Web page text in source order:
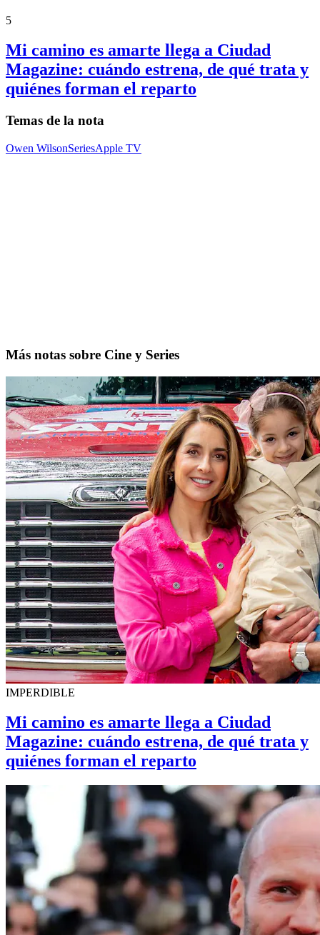
5
Mi camino es amarte llega a Ciudad
Magazine: cuándo estrena, de qué trata y
quiénes forman el reparto
Temas de la nota
Owen WilsonSeriesApple TV
Más notas sobre Cine y Series
IMPERDIBLE
Mi camino es amarte llega a Ciudad
Magazine: cuándo estrena, de qué trata y
quiénes forman el reparto